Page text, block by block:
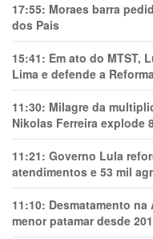
17:55: Moraes barra
dos Pais
15:41: Em ato do MTST,
Lima e defende a
11:30: Milagre da
Nikolas Ferreira explode
11:21: Governo Lula
atendimentos e 53 mil
11:10: Desmatamento na
menor patamar desde